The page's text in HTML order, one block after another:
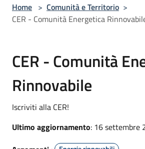
Home > Comunità e Territorio >
CER - Comunità Energetica
CER - Comunità
Rinnovabile
Iscriviti alla CER!
Ultimo aggiornamento: 16 settembre